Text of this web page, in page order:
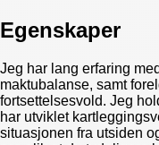
Egenskaper
Jeg har lang erfaring
maktubalanse, samt
fortsettelsesvold. Jeg
har utviklet
situasjonen fra utsiden